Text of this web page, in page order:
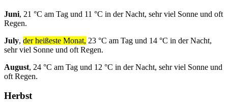
Juni, 21 °C am Tag und 11 °C in der Nacht, sehr viel Sonne und oft
Regen.
July, der heißeste Monat, 23 °C am Tag und 14 °C in der Nacht,
sehr viel Sonne und oft Regen.
August, 24 °C am Tag und 12 °C in der Nacht, sehr viel Sonne und
oft Regen.
Herbst